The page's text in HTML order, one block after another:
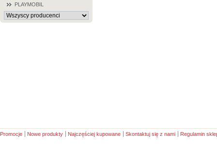
PLAYMOBIL
Promocje Nowe produkty Najczęściej kupowane Skontaktuj się z nami Regulamin